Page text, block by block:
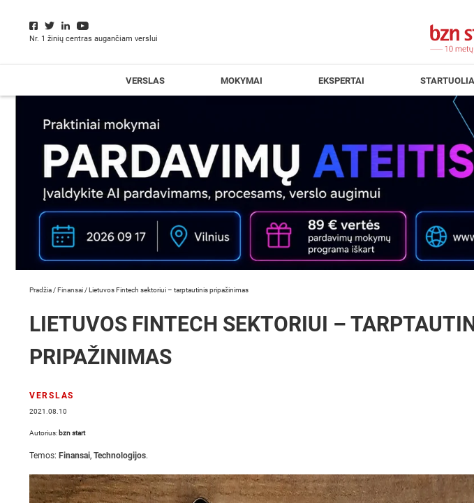
Nr. 1 žinių centras augančiam verslui
VERSLAS MOKYMAI EKSPERTAI
Pradžia /Finansai /Lietuvos Fintech sektoriui – tarptautinis pripažinimas
LIETUVOS FINTECH SEKTORIUI –
PRIPAŽINIMAS
VERSLAS
2021.08.10
Autorius: bzn start
Temos: Finansai, Technologijos.